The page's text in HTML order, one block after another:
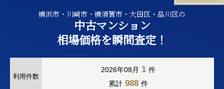
横浜市・川崎市・横須賀市・大田区・品川区の
中古マンション
相場価格を瞬間査定！
利用件数
2026年08月 1 件
累計 988 件